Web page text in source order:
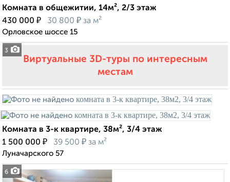
3
Комната в общежитии, 14м², 2/3 этаж
430 000 ₽ 30 800 ₽ за м²
Орловское шоссе 15
Виртуальные 3D-туры по интересным
местам
6
Комната в 3-к квартире, 38м², 3/4 этаж
1 500 000 ₽ 39 500 ₽ за м²
Луначарского 57